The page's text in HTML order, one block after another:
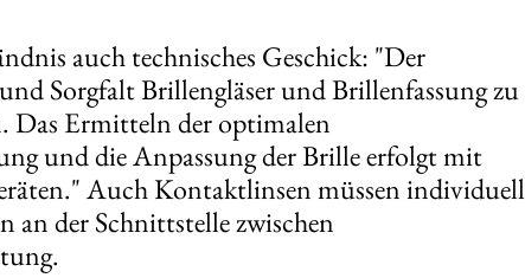
auch technisches Geschick: "Der
Sorgfalt Brillengläser und Brillenfassung zu
Das Ermitteln der optimalen
und die Anpassung der Brille erfolgt mit
Auch Kontaktlinsen müssen individuell
an der Schnittstelle zwischen